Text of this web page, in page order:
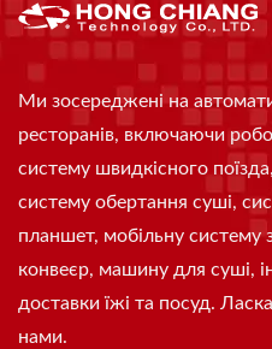
Ми зосереджені на
ресторанів, включаючи
систему швидкісного
систему обертання суші,
планшет, мобільну систему
конвеєр, машину для суші,
доставки їжі та посуд.
нами.